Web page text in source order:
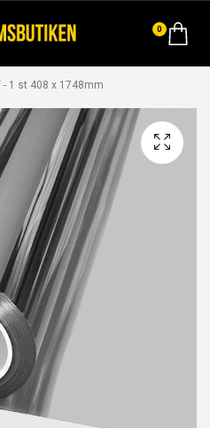
0
- 1 st 408 x 1748mm